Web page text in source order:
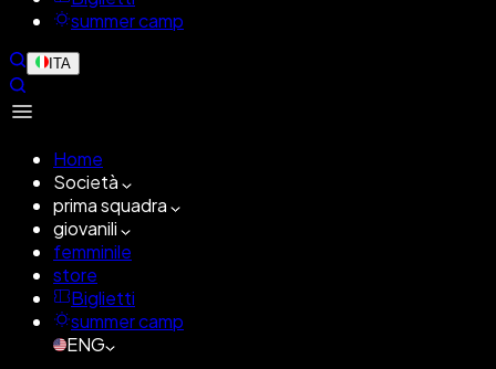
summer camp
ITA
Home
Società
prima squadra
giovanili
femminile
store
Biglietti
summer camp
ENG